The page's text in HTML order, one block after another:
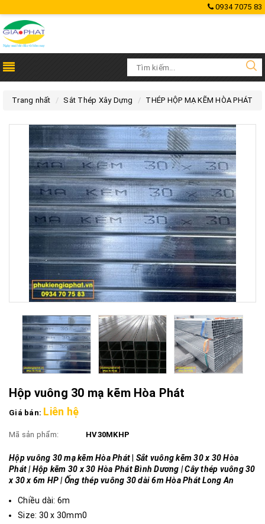
0934 7075 83
Trang nhất Sắt Thép Xây Dựng THÉP HỘP MẠ KẼM HÒA PHÁT
Hộp vuông 30 mạ kẽm Hòa Phát
Giá bán: Liên hệ
Mã sản phẩm: HV30MKHP
Hộp vuông 30 mạ kẽm Hòa Phát
Sắt vuông kẽm 30 x 30 Hòa
Phát | Hộp kẽm 30 x 30 Hòa Phát Bình Dương | Cây thép vuông 30
x 30 x 6m HP | Ống thép vuông 30 dài 6m Hòa Phát Long An
Chiều dài: 6m
Size: 30 x 30mm0